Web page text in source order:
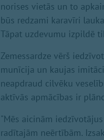
norises vietās un to
būs redzami karavīri
Tāpat uzdevumu izpildē
Zemessardze vērš
munīcija un kaujas
neapdraud cilvēku
aktīvās apmācības ir
"Mēs aicinām
radītajām neērtībām.